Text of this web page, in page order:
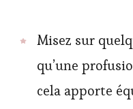
Misez sur
qu’une
cela apporte